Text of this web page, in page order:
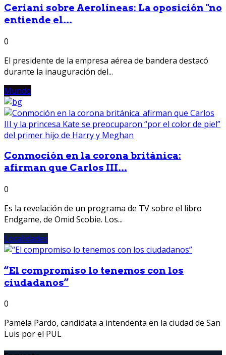
Ceriani sobre Aerolíneas: La oposición "no
entiende el...
0
El presidente de la empresa aérea de bandera destacó
durante la inauguración del...
Mundo
Conmoción en la corona británica:
afirman que Carlos III...
0
Es la revelación de un programa de TV sobre el libro
Endgame, de Omid Scobie. Los...
Localidades
“El compromiso lo tenemos con los
ciudadanos”
0
Pamela Pardo, candidata a intendenta en la ciudad de San
Luis por el PUL